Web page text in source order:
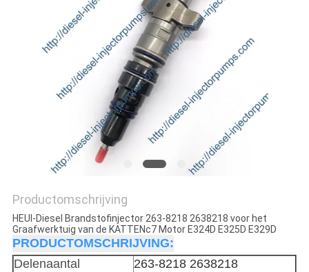
Productomschrijving
HEUI-Diesel Brandstofinjector 263-8218 2638218 voor het
Graafwerktuig van de KATTENc7 Motor E324D E325D E329D
PRODUCTOMSCHRIJVING:
Delenaantal
263-8218 2638218